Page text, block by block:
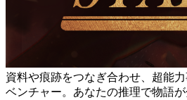
資料や痕跡をつなぎ合わせ、超能
ベンチャー。あなたの推理で物語